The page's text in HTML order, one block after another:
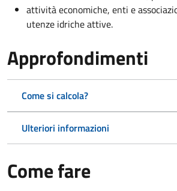
attività economiche, enti e
utenze idriche attive.
Approfondimenti
Come si calcola?
Ulteriori informazioni
Come fare